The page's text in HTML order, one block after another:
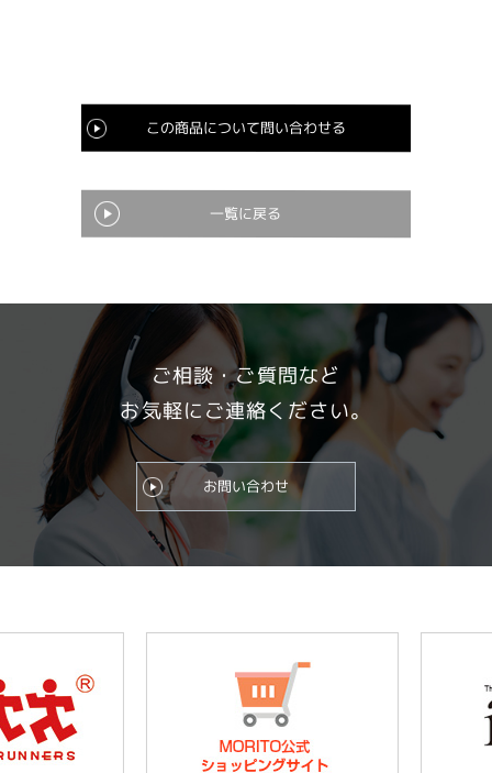
この商品について問い合わせる
一覧に戻る
ご相談・ご質問など
お気軽にご連絡ください。
お問い合わせ